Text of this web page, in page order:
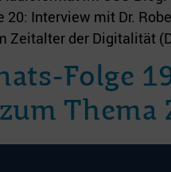
Interview mit Dr.
Zeitalter der Digitalität
Folge